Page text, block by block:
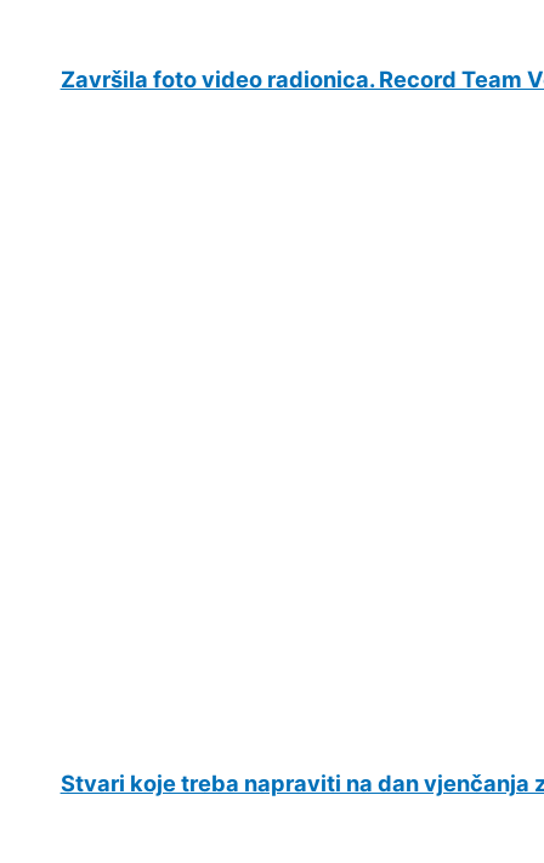
Završila foto video radionica. Record Team
Stvari koje treba napraviti na dan vjenčanja